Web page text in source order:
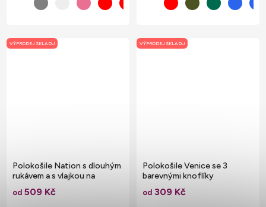
VÝPRODEJ SKLADU
Polokošile Nation s dlouhým
rukávem a s vlajkou na
od 509 Kč
VÝPRODEJ SKLADU
Polokošile Venice se 3
barevnými knoflíky
od 309 Kč